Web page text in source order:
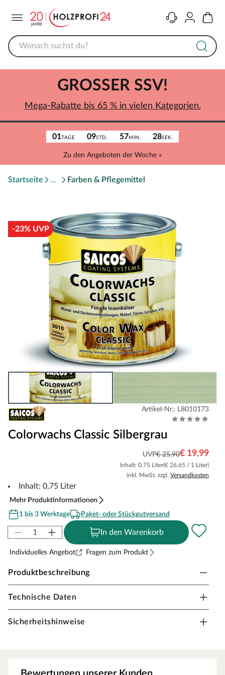
KontaktKonto
01TAGE 09STD. 57MIN. 28SEK.
Zu den Angeboten der Woche »
GROSSER SSV!
Mega-Rabatte bis 65 % in vielen Kategorien.
Startseite Farben & Pflegemittel
-23% UVP
Artikel-Nr.: L8010173
Colorwachs Classic Silbergrau
UVP€ 25,90€ 19,99
Inhalt: 0.75 Liter(€ 26,65 / 1 Liter)
inkl. MwSt. zzgl. Versandkosten
Inhalt: 0,75 Liter
Mehr Produktinformationen
1 bis 3 Werktage
Paket- oder Stückgutversand
In den Warenkorb
Individuelles Angebot Fragen zum Produkt
Produktbeschreibung
SAICOS Colorwachs
auf Naturöl-Basis
Technische Daten
Sicherheitshinweise